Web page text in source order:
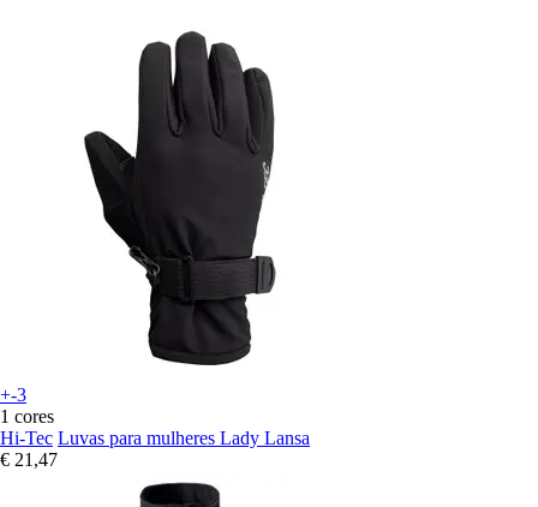
+-3
1 cores
Hi-Tec Luvas para mulheres Lady Lansa
€ 21,47